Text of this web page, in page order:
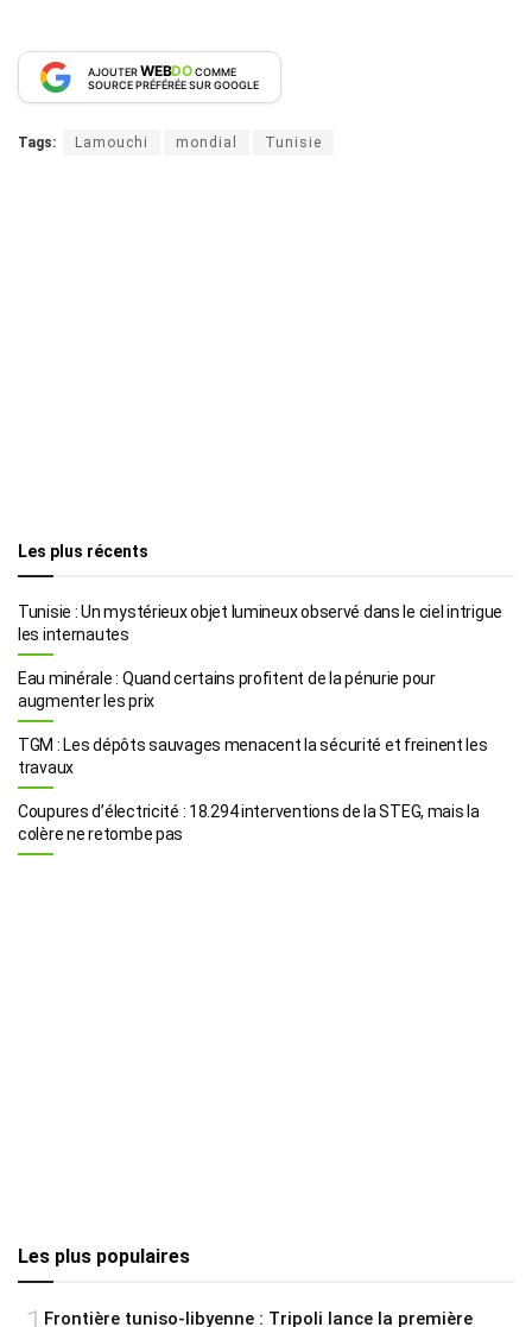
AJOUTERWEBDOCOMME
SOURCE PRÉFÉRÉE SUR GOOGLE
Tags: Lamouchi mondial Tunisie
Les plus récents
Tunisie : Un mystérieux objet lumineux observé dans le ciel intrigue
les internautes
Eau minérale : Quand certains profitent de la pénurie pour
augmenter les prix
TGM : Les dépôts sauvages menacent la sécurité et freinent les
travaux
Coupures d’électricité : 18.294 interventions de la STEG, mais la
colère ne retombe pas
Les plus populaires
Frontière tuniso-libyenne : Tripoli lance la première